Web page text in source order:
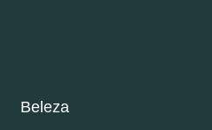
Beleza